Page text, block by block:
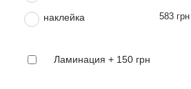
наклейка 583 грн
Ламинация + 150 грн